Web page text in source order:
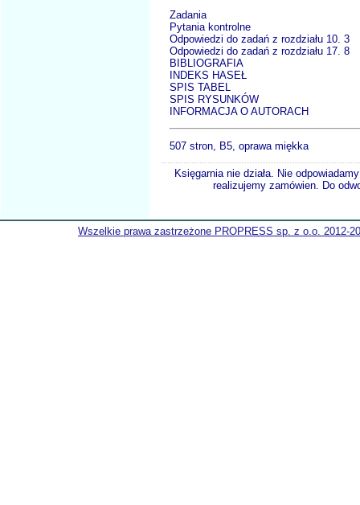
Zadania
Pytania kontrolne
Odpowiedzi do zadań z rozdziału 10. 3
Odpowiedzi do zadań z rozdziału 17. 8
BIBLIOGRAFIA
INDEKS HASEŁ
SPIS TABEL
SPIS RYSUNKÓW
INFORMACJA O AUTORACH
507 stron, B5, oprawa miękka
Księgarnia nie działa. Nie
realizujemy zamówien. Do
Wszelkie prawa zastrzeżone PROPRESS sp. z o.o. 2012-